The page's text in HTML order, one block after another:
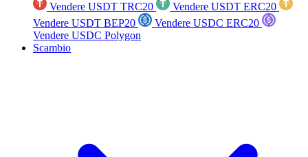
Vendere USDT TRC20
Vendere USDT ERC20
Vendere USDT BEP20
Vendere USDC ERC20
Vendere USDC Polygon
Scambio